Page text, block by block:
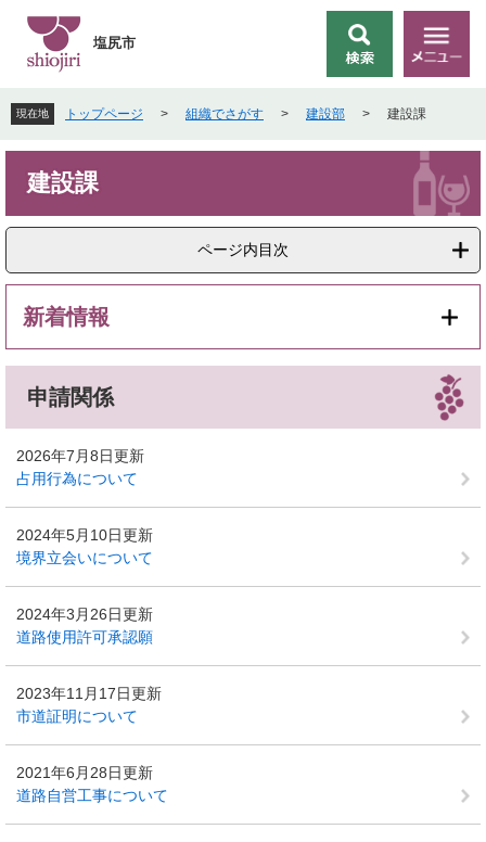
先
頭
で
を
飛
ば
本
索
メ
ニ
ー
塩尻市
現在地 トップページ > 組織でさがす > 建設部 > 建設課
建設課
ページ内目次
新着情報
申請関係
2026年7月8日更新
占用行為について
2024年5月10日更新
境界立会いについて
2024年3月26日更新
道路使用許可承認願
2023年11月17日更新
市道証明について
2021年6月28日更新
道路自営工事について